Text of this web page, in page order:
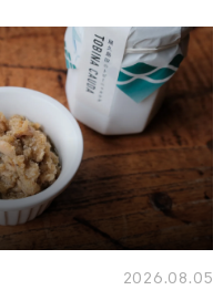
2026.08.05